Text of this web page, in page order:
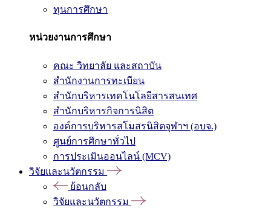
ทุนการศึกษา
หน่วยงานการศึกษา
คณะ วิทยาลัย และสถาบัน
สำนักงานการทะเบียน
สำนักบริหารเทคโนโลยีสารสนเทศ
สำนักบริหารกิจการนิสิต
องค์การบริหารสโมสรนิสิตจุฬาฯ (อบจ.)
ศูนย์การศึกษาทั่วไป
การประเมินออนไลน์ (MCV)
วิจัยและนวัตกรรม
ย้อนกลับ
วิจัยและนวัตกรรม